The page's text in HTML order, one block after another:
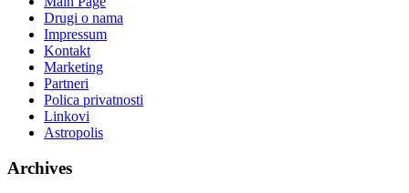
Drugi o nama
Impressum
Kontakt
Marketing
Partneri
Polica privatnosti
Linkovi
Astropolis
Archives